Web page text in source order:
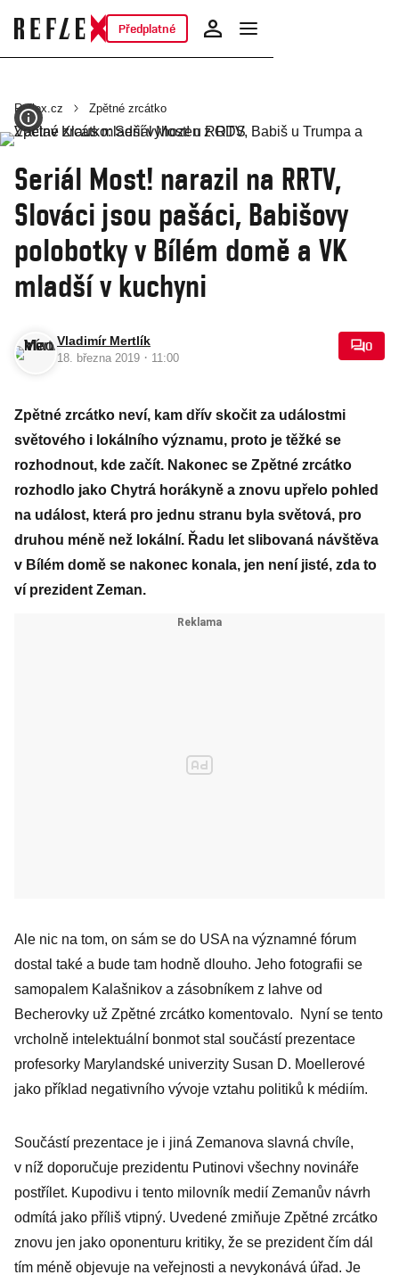
Předplatné
Reflex.cz Zpětné zrcátko
Seriál Most! narazil na RRTV,
Slováci jsou pašáci, Babišovy
polobotky v Bílém domě a VK
mladší v kuchyni
Vladimír Mertlík
18. března 2019 · 11:00
0
Zpětné zrcátko neví, kam dřív skočit za událostmi
světového i lokálního významu, proto je těžké se
rozhodnout, kde začít. Nakonec se Zpětné zrcátko
rozhodlo jako Chytrá horákyně a znovu upřelo pohled
na událost, která pro jednu stranu byla světová, pro
druhou méně než lokální. Řadu let slibovaná návštěva
v Bílém domě se nakonec konala, jen není jisté, zda to
ví prezident Zeman.
Ale nic na tom, on sám se do USA na významné fórum
dostal také a bude tam hodně dlouho. Jeho fotografii se
samopalem Kalašnikov a zásobníkem z lahve od
Becherovky už Zpětné zrcátko komentovalo. Nyní se tento
vrcholně intelektuální bonmot stal součástí prezentace
profesorky Marylandské univerzity Susan D. Moellerové
jako příklad negativního vývoje vztahu politiků k médiím.
Součástí prezentace je i jiná Zemanova slavná chvíle,
v níž doporučuje prezidentu Putinovi všechny novináře
postřílet. Kupodivu i tento milovník medií Zemanův návrh
odmítá jako příliš vtipný. Uvedené zmiňuje Zpětné zrcátko
znovu jen jako oponenturu kritiky, že se prezident čím dál
tím méně objevuje na veřejnosti a nevykonává úřad. Je